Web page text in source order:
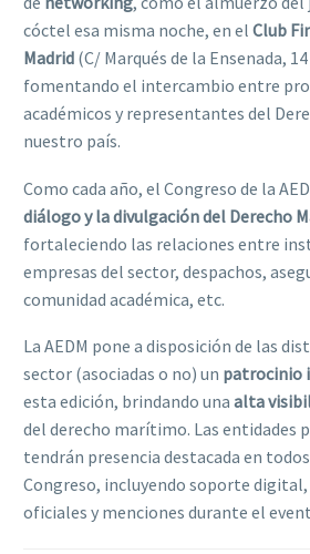
cóctel esa misma noche, en el Club
Madrid (C/ Marqués de la Ensenada,
fomentando el intercambio entre
académicos y representantes del
nuestro país.
Como cada año, el Congreso de la
diálogo y la divulgación del Derecho
fortaleciendo las relaciones entre
empresas del sector, despachos,
comunidad académica, etc.
La AEDM pone a disposición de las
sector (asociadas o no) un patrocinio
esta edición, brindando una alta
del derecho marítimo. Las entidades
tendrán presencia destacada en
Congreso, incluyendo soporte
oficiales y menciones durante el